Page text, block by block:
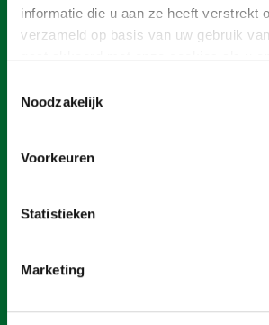
informatie die u aan ze heeft verstrekt
verzameld op basis van uw gebruik
Noodzakelijk
Voorkeuren
Statistieken
Marketing
Schapenhouderij
Paddenstoelen
Over LTO
Bestuur en Directie
Jaarverslag 2023
Pers
Contact
Een ondernemers- en
voor een sector met meerwaarde. Dat is